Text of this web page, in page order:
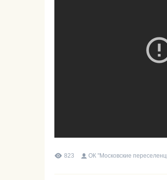
823 ОК "Московские